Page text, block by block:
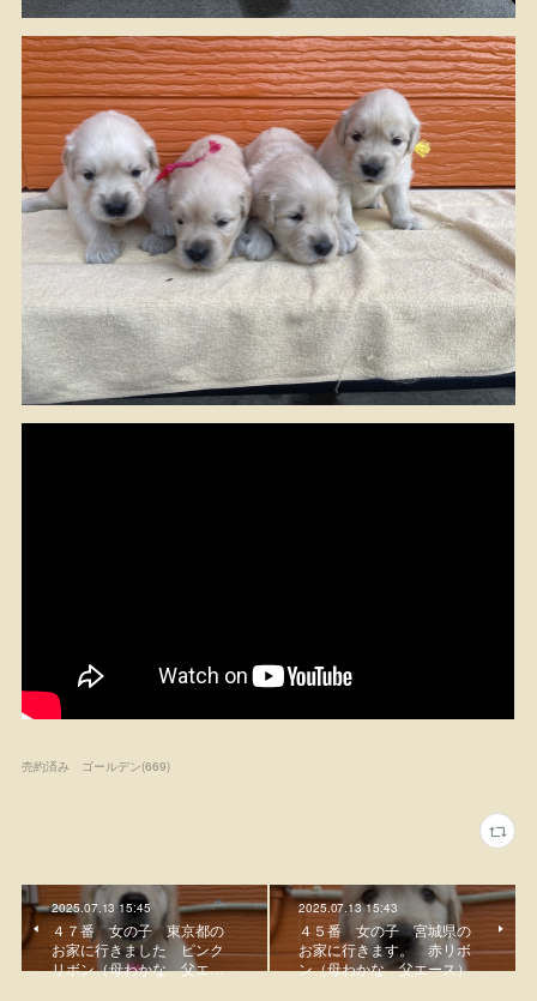
売約済み ゴールデン(669)
2025.07.13 15:45
４７番 女の子 東京都の
お家に行きました ピンク
リボン（母わかな 父エ…
2025.07.13 15:43
４５番 女の子 宮城県の
お家に行きます。 赤リボ
ン（母わかな 父エース）